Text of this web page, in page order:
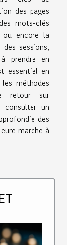
des pages
mots-clés
ou encore la
sessions,
prendre en
essentiel en
méthodes
retour sur
consulter un
des
marche à